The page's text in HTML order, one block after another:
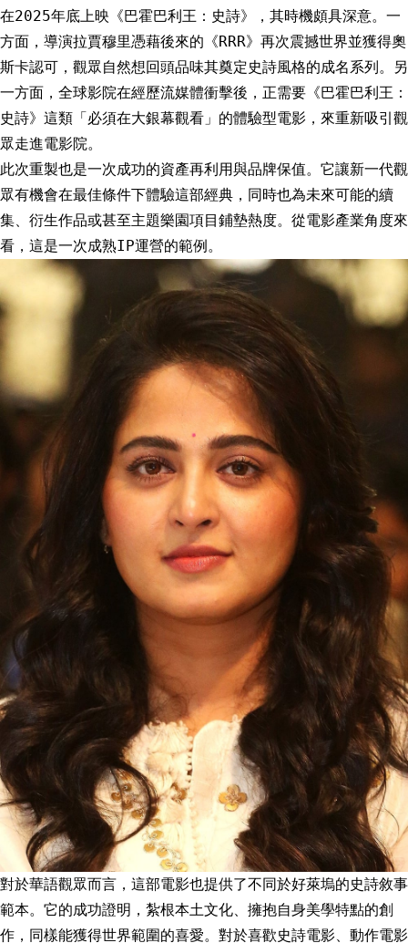
在2025年底上映《巴霍巴利王：史詩》，其時機頗具深意。一
方面，導演拉賈穆里憑藉後來的《RRR》再次震撼世界並獲得奧
斯卡認可，觀眾自然想回頭品味其奠定史詩風格的成名系列。另
一方面，全球影院在經歷流媒體衝擊後，正需要《巴霍巴利王：
史詩》這類「必須在大銀幕觀看」的體驗型電影，來重新吸引觀
眾走進電影院。
此次重製也是一次成功的資產再利用與品牌保值。它讓新一代觀
眾有機會在最佳條件下體驗這部經典，同時也為未來可能的續
集、衍生作品或甚至主題樂園項目鋪墊熱度。從電影產業角度來
看，這是一次成熟IP運營的範例。
對於華語觀眾而言，這部電影也提供了不同於好萊塢的史詩敘事
範本。它的成功證明，紮根本土文化、擁抱自身美學特點的創
作，同樣能獲得世界範圍的喜愛。對於喜歡史詩電影、動作電影